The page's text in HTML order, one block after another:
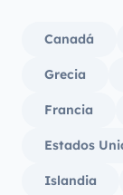
Canadá
Grecia
Francia
Estados
Islandia